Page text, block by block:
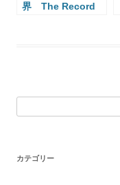
界 The Record
カテゴリー